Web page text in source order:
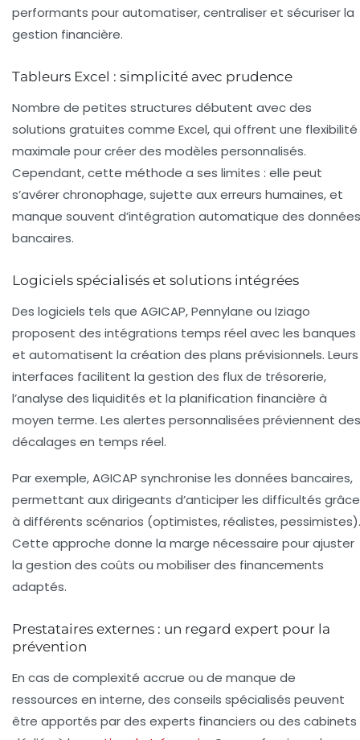
performants pour automatiser, centraliser et sécuriser la
gestion financière.
Tableurs Excel : simplicité avec prudence
Nombre de petites structures débutent avec des
solutions gratuites comme Excel, qui offrent une flexibilité
maximale pour créer des modèles personnalisés.
Cependant, cette méthode a ses limites : elle peut
s’avérer chronophage, sujette aux erreurs humaines, et
manque souvent d’intégration automatique des données
bancaires.
Logiciels spécialisés et solutions intégrées
Des logiciels tels que AGICAP, Pennylane ou Iziago
proposent des intégrations temps réel avec les banques
et automatisent la création des plans prévisionnels. Leurs
interfaces facilitent la gestion des flux de trésorerie,
l’analyse des liquidités et la planification financière à
moyen terme. Les alertes personnalisées préviennent des
décalages en temps réel.
Par exemple, AGICAP synchronise les données bancaires,
permettant aux dirigeants d’anticiper les difficultés grâce
à différents scénarios (optimistes, réalistes, pessimistes).
Cette approche donne la marge nécessaire pour ajuster
la gestion des coûts ou mobiliser des financements
adaptés.
Prestataires externes : un regard expert pour la
prévention
En cas de complexité accrue ou de manque de
ressources en interne, des conseils spécialisés peuvent
être apportés par des experts financiers ou des cabinets